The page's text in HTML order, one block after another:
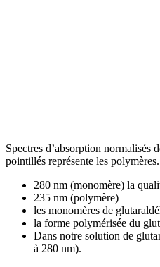
Spectres d’absorption
pointillés représente les polymères.
280 nm (monomère) la
235 nm (polymère)
les monomères de
la forme polymérisée du
Dans notre solution de
à 280 nm).